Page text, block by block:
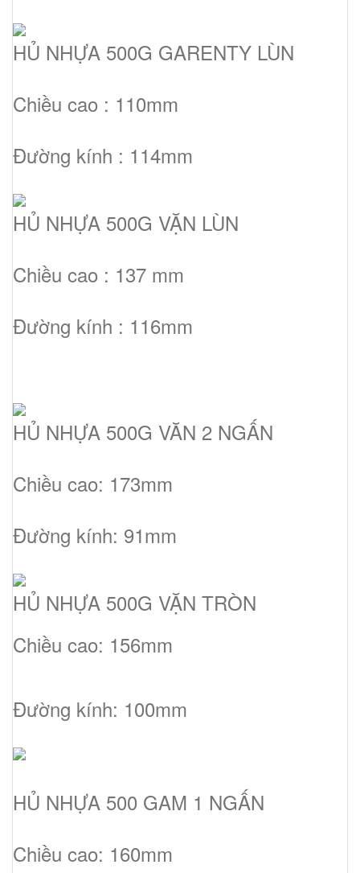
HỦ NHỰA 500G GARENTY LÙN
Chiều cao : 110mm
Đường kính : 114mm
HỦ NHỰA 500G VẶN LÙN
Chiều cao : 137 mm
Đường kính : 116mm
HỦ NHỰA 500G VĂN 2 NGẤN
Chiều cao: 173mm
Đường kính: 91mm
HỦ NHỰA 500G VẶN TRÒN
Chiều cao: 156mm
Đường kính: 100mm
HỦ NHỰA 500 GAM 1 NGẤN
Chiều cao: 160mm